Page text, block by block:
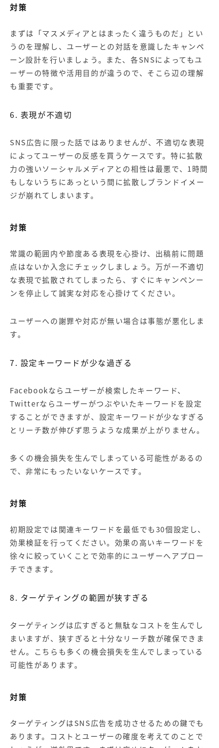
対策
まずは「マスメディアとはまったく違うものだ」とい
うのを理解し、ユーザーとの対話を意識したキャンペ
ーン設計を行いましょう。また、各SNSによってもユ
ーザーの特徴や活用目的が違うので、そこら辺の理解
も重要です。
6. 表現が不適切
SNS広告に限った話ではありませんが、不適切な表現
によってユーザーの反感を買うケースです。特に拡散
力の強いソーシャルメディアとの相性は最悪で、1時間
もしないうちにあっという間に拡散しブランドイメー
ジが崩れてしまいます。
対策
常識の範囲内や節度ある表現を心掛け、出稿前に問題
点はないか入念にチェックしましょう。万が一不適切
な表現で拡散されてしまったら、すぐにキャンペンー
ンを停止して誠実な対応を心掛けてください。
ユーザーへの謝罪や対応が無い場合は事態が悪化しま
す。
7. 設定キーワードが少な過ぎる
Facebookならユーザーが検索したキーワード、
Twitterならユーザーがつぶやいたキーワードを設定
することができますが、設定キーワードが少なすぎる
とリーチ数が伸びず思うような成果が上がりません。
多くの機会損失を生んでしまっている可能性があるの
で、非常にもったいないケースです。
対策
初期設定では関連キーワードを最低でも30個設定し、
効果検証を行ってください。効果の高いキーワードを
徐々に絞っていくことで効率的にユーザーへアプロー
チできます。
8. ターゲティングの範囲が狭すぎる
ターゲティングは広すぎると無駄なコストを生んでし
まいますが、狭すぎると十分なリーチ数が確保できま
せん。こちらも多くの機会損失を生んでしまっている
可能性があります。
対策
ターゲティングはSNS広告を成功させるための鍵でも
あります。コストとユーザーの確度を考えてのことで